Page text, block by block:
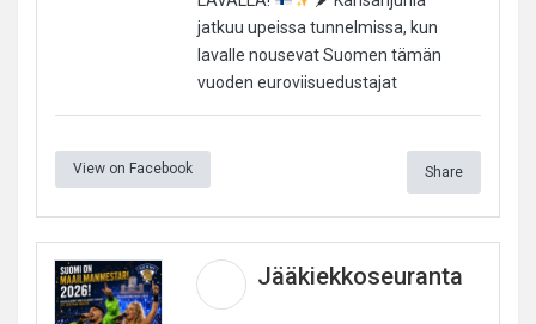
jatkuu upeissa tunnelmissa, kun
lavalle nousevat Suomen tämän
vuoden euroviisuedustajat
View on Facebook Share
Jääkiekkoseuranta